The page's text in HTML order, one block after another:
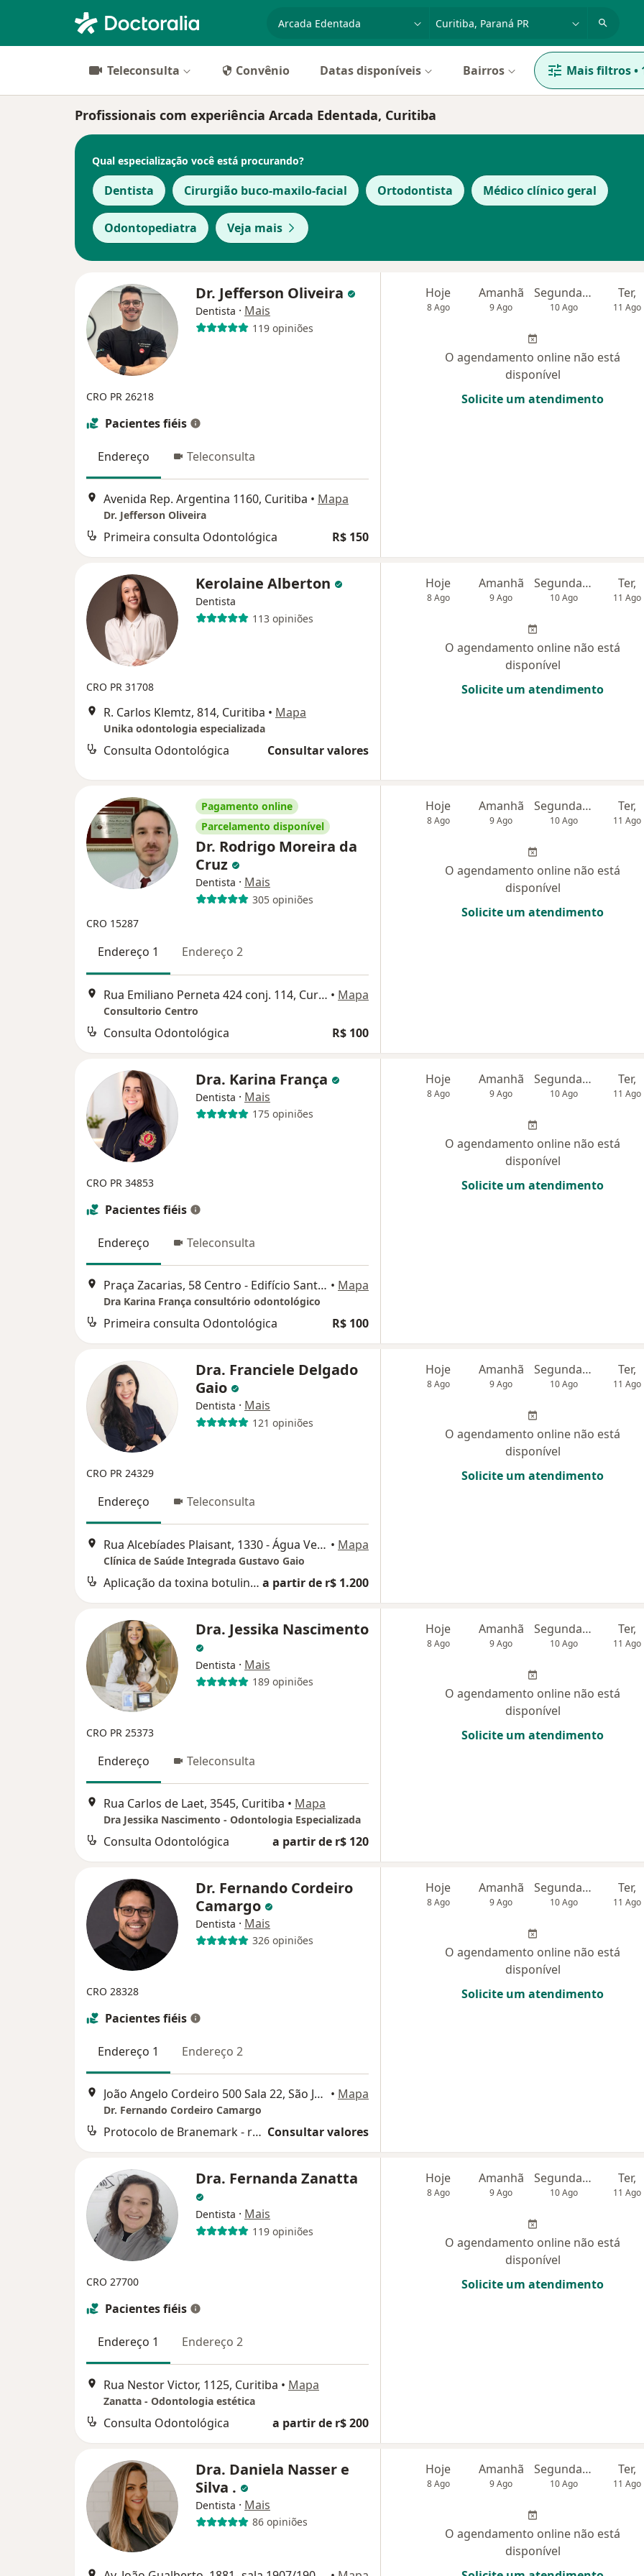
cidade ou região
Teleconsulta Convênio Datas disponíveis Bairros Mais filtros•
Profissionais com experiência Arcada Edentada, Curitiba
Qual especialização você está procurando?
Dentista Cirurgião buco-maxilo-facial Ortodontista Médico clínico geral
Odontopediatra Veja mais
Dr. Jefferson Oliveira
Dentista · Mais
119 opiniões
CRO PR 26218
Pacientes fiéis
Endereço Teleconsulta
Avenida Rep. Argentina 1160, Curitiba • Mapa
Dr. Jefferson Oliveira
Primeira consulta Odontológica R$ 150
Hoje
8 Ago
Amanhã
9 Ago
Segunda-feira
10 Ago
Ter,
11 Ago
O agendamento online não está
disponível
Solicite um atendimento
Kerolaine Alberton
Dentista
113 opiniões
CRO PR 31708
R. Carlos Klemtz, 814, Curitiba • Mapa
Unika odontologia especializada
Consulta Odontológica Consultar valores
Hoje
8 Ago
Amanhã
9 Ago
Segunda-feira
10 Ago
Ter,
11 Ago
O agendamento online não está
disponível
Solicite um atendimento
Pagamento online
Parcelamento disponível
Dr. Rodrigo Moreira da
Cruz
Dentista · Mais
305 opiniões
CRO 15287
Endereço 1 Endereço 2
Rua Emiliano Perneta 424 conj. 114, Curitiba • Mapa
Consultorio Centro
Consulta Odontológica R$ 100
Hoje
8 Ago
Amanhã
9 Ago
Segunda-feira
10 Ago
Ter,
11 Ago
O agendamento online não está
disponível
Solicite um atendimento
Dra. Karina França
Dentista · Mais
175 opiniões
CRO PR 34853
Pacientes fiéis
Endereço Teleconsulta
Praça Zacarias, 58 Centro - Edifício Santa Maria Sala 1204, Curitiba • Mapa
Dra Karina França consultório odontológico
Primeira consulta Odontológica R$ 100
Hoje
8 Ago
Amanhã
9 Ago
Segunda-feira
10 Ago
Ter,
11 Ago
O agendamento online não está
disponível
Solicite um atendimento
Dra. Franciele Delgado
Gaio
Dentista · Mais
121 opiniões
CRO PR 24329
Endereço Teleconsulta
Rua Alcebíades Plaisant, 1330 - Água Verde, Curitiba • Mapa
Clínica de Saúde Integrada Gustavo Gaio
Aplicação da toxina botulinica para dor neuropatico a partir de r$ 1.200
Hoje
8 Ago
Amanhã
9 Ago
Segunda-feira
10 Ago
Ter,
11 Ago
O agendamento online não está
disponível
Solicite um atendimento
Dra. Jessika Nascimento
Dentista · Mais
189 opiniões
CRO PR 25373
Endereço Teleconsulta
Rua Carlos de Laet, 3545, Curitiba • Mapa
Dra Jessika Nascimento - Odontologia Especializada
Consulta Odontológica a partir de r$ 120
Hoje
8 Ago
Amanhã
9 Ago
Segunda-feira
10 Ago
Ter,
11 Ago
O agendamento online não está
disponível
Solicite um atendimento
Dr. Fernando Cordeiro
Camargo
Dentista · Mais
326 opiniões
CRO 28328
Pacientes fiéis
Endereço 1 Endereço 2
João Angelo Cordeiro 500 Sala 22, São José Dos Pinhais • Mapa
Dr. Fernando Cordeiro Camargo
Protocolo de Branemark - reabilitação oral Consultar valores
Hoje
8 Ago
Amanhã
9 Ago
Segunda-feira
10 Ago
Ter,
11 Ago
O agendamento online não está
disponível
Solicite um atendimento
Dra. Fernanda Zanatta
Dentista · Mais
119 opiniões
CRO 27700
Pacientes fiéis
Endereço 1 Endereço 2
Rua Nestor Victor, 1125, Curitiba • Mapa
Zanatta - Odontologia estética
Consulta Odontológica a partir de r$ 200
Hoje
8 Ago
Amanhã
9 Ago
Segunda-feira
10 Ago
Ter,
11 Ago
O agendamento online não está
disponível
Solicite um atendimento
Dra. Daniela Nasser e
Silva .
Dentista · Mais
86 opiniões
Hoje
8 Ago
Amanhã
9 Ago
Segunda-feira
10 Ago
Ter,
11 Ago
O agendamento online não está
disponível